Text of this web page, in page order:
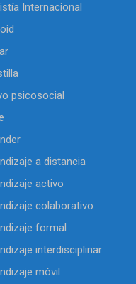
Internacional
psicosocial
a distancia
activo
colaborativo
formal
interdisciplinar
móvil